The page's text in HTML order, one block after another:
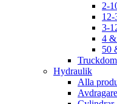
2-
3-
4
50
Hydraulik
Alla
Avdragare